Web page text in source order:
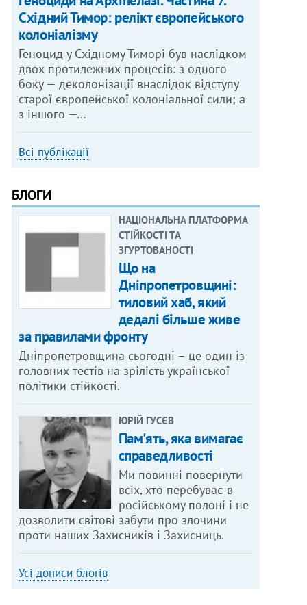
Східний Тимор: релікт європейського
колоніалізму
Геноцид у Східному Тиморі був наслідком
двох протилежних процесів: з одного
боку — деколонізації внаслідок відступу
старої європейської колоніальної сили; а
з іншого —…
Всі публікації
БЛОГИ
НАЦІОНАЛЬНА ПЛАТФОРМА
СТІЙКОСТІ ТА
ЗГУРТОВАНОСТІ
Що на
Дніпропетровщині:
тиловий хаб, який
дедалі більше живе
за правилами фронту
Дніпропетровщина сьогодні – це один із
головних тестів на зрілість української
політики стійкості.
ЮРІЙ ГУСЄВ
Пам'ять, яка вимагає
справедливості
Ми повинні повернути
всіх, хто перебуває в
російському полоні і не
дозволити світові забути про злочини
проти наших Захисників і Захисниць.
Усі дописи блогів